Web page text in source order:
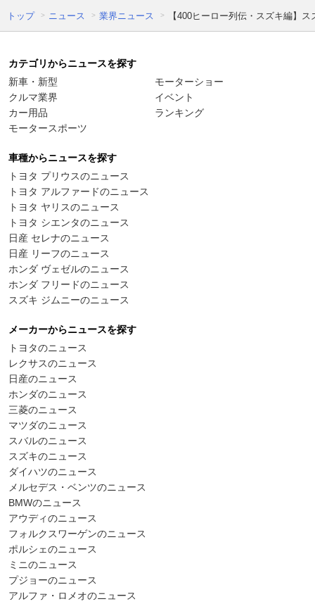
トップ ニュース 業界ニュース 【400ヒーロー列伝・スズキ編】
カテゴリからニュースを探す
新車・新型
クルマ業界
カー用品
モータースポーツ
モーターショー
イベント
ランキング
車種からニュースを探す
トヨタ プリウスのニュース
トヨタ アルファードのニュース
トヨタ ヤリスのニュース
トヨタ シエンタのニュース
日産 セレナのニュース
日産 リーフのニュース
ホンダ ヴェゼルのニュース
ホンダ フリードのニュース
スズキ ジムニーのニュース
メーカーからニュースを探す
トヨタのニュース
レクサスのニュース
日産のニュース
ホンダのニュース
三菱のニュース
マツダのニュース
スバルのニュース
スズキのニュース
ダイハツのニュース
メルセデス・ベンツのニュース
BMWのニュース
アウディのニュース
フォルクスワーゲンのニュース
ポルシェのニュース
ミニのニュース
プジョーのニュース
アルファ・ロメオのニュース